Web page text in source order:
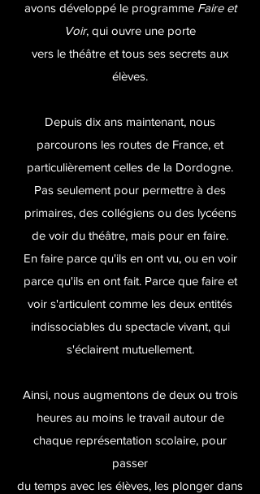
avons développé le programme Faire et
Voir, qui ouvre une porte
vers le théâtre et tous ses secrets aux
élèves.
Depuis dix ans maintenant, nous
parcourons les routes de France, et
particulièrement celles de la Dordogne.
Pas seulement pour permettre à des
primaires, des collégiens ou des lycéens
de voir du théâtre, mais pour en faire.
En faire parce qu'ils en ont vu, ou en voir
parce qu'ils en ont fait. Parce que faire et
voir s'articulent comme les deux entités
indissociablesdu spectacle vivant, qui
s'éclairent mutuellement.
Ainsi, nous augmentons de deux ou trois
heures au moins le travail autour de
chaque représentation scolaire, pour
passer
du temps avec les élèves, les plonger dans